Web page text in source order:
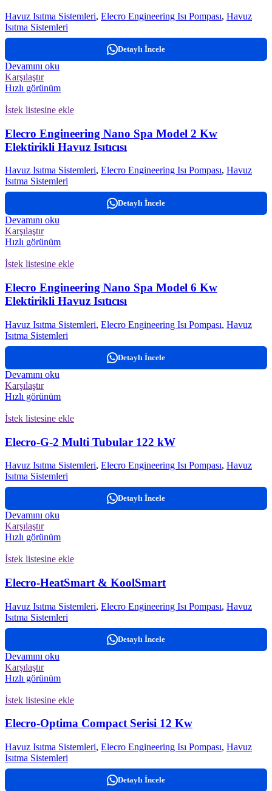
Havuz Isıtma Sistemleri, Elecro Engineering Isı Pompası, Havuz
Isıtma Sistemleri
Detaylı İncele
Devamını oku
Karşılaştır
Hızlı görünüm
İstek listesine ekle
Elecro Engineering Nano Spa Model 2 Kw
Elektirikli Havuz Isıtıcısı
Havuz Isıtma Sistemleri, Elecro Engineering Isı Pompası, Havuz
Isıtma Sistemleri
Detaylı İncele
Devamını oku
Karşılaştır
Hızlı görünüm
İstek listesine ekle
Elecro Engineering Nano Spa Model 6 Kw
Elektirikli Havuz Isıtıcısı
Havuz Isıtma Sistemleri, Elecro Engineering Isı Pompası, Havuz
Isıtma Sistemleri
Detaylı İncele
Devamını oku
Karşılaştır
Hızlı görünüm
İstek listesine ekle
Elecro-G-2 Multi Tubular 122 kW
Havuz Isıtma Sistemleri, Elecro Engineering Isı Pompası, Havuz
Isıtma Sistemleri
Detaylı İncele
Devamını oku
Karşılaştır
Hızlı görünüm
İstek listesine ekle
Elecro-HeatSmart & KoolSmart
Havuz Isıtma Sistemleri, Elecro Engineering Isı Pompası, Havuz
Isıtma Sistemleri
Detaylı İncele
Devamını oku
Karşılaştır
Hızlı görünüm
İstek listesine ekle
Elecro-Optima Compact Serisi 12 Kw
Havuz Isıtma Sistemleri, Elecro Engineering Isı Pompası, Havuz
Isıtma Sistemleri
Detaylı İncele